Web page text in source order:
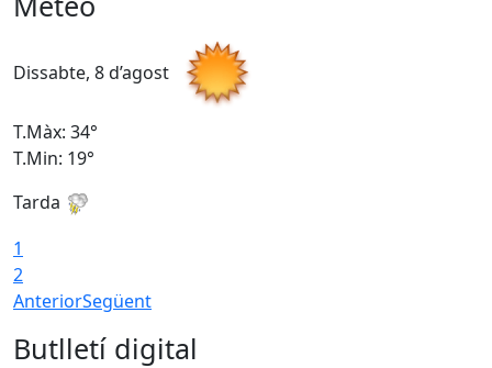
Dissabte, 8 d’agost
T.Màx: 34°
T.Min: 19°
Tarda
1
2
AnteriorSegüent
Butlletí digital